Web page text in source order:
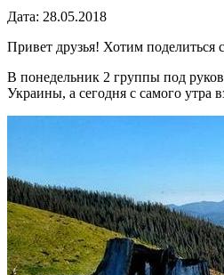
Дата: 28.05.2018
Привет друзья! Хотим поделиться
В понедельник 2 группы под
Украины, а сегодня с самого